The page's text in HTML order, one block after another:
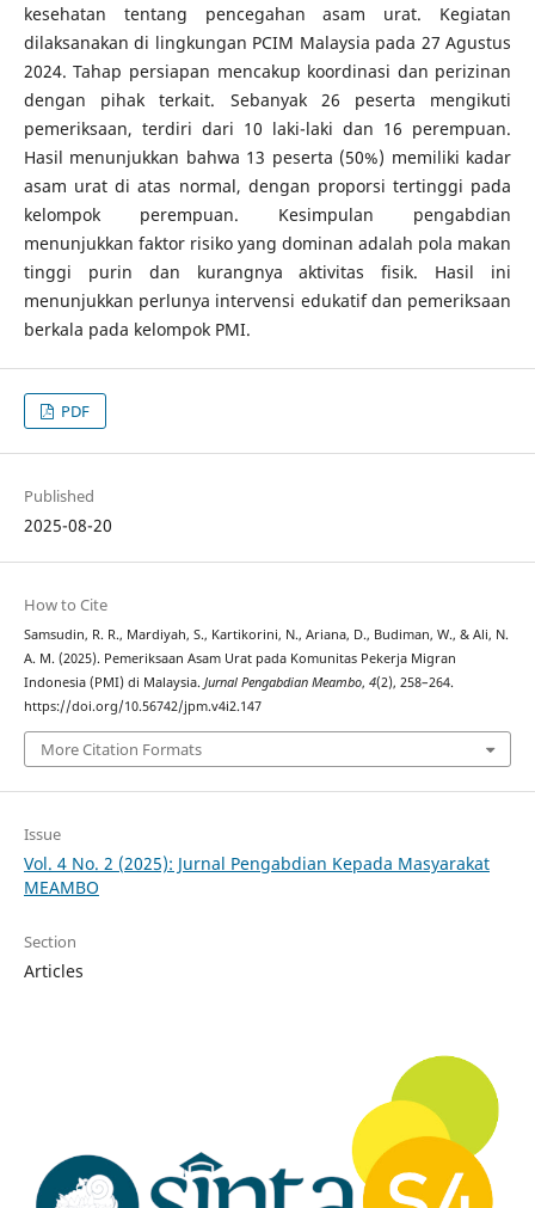
kesehatan tentang pencegahan asam urat. Kegiatan
dilaksanakan di lingkungan PCIM Malaysia pada 27 Agustus
2024. Tahap persiapan mencakup koordinasi dan perizinan
dengan pihak terkait. Sebanyak 26 peserta mengikuti
pemeriksaan, terdiri dari 10 laki-laki dan 16 perempuan.
Hasil menunjukkan bahwa 13 peserta (50%) memiliki kadar
asam urat di atas normal, dengan proporsi tertinggi pada
kelompok perempuan. Kesimpulan pengabdian
menunjukkan faktor risiko yang dominan adalah pola makan
tinggi purin dan kurangnya aktivitas fisik. Hasil ini
menunjukkan perlunya intervensi edukatif dan pemeriksaan
berkala pada kelompok PMI.
PDF
Published
2025-08-20
How to Cite
Samsudin, R. R., Mardiyah, S., Kartikorini, N., Ariana, D., Budiman, W., & Ali, N.
A. M. (2025). Pemeriksaan Asam Urat pada Komunitas Pekerja Migran
Indonesia (PMI) di Malaysia. Jurnal Pengabdian Meambo, 4(2), 258–264.
https://doi.org/10.56742/jpm.v4i2.147
More Citation Formats
Issue
Vol. 4 No. 2 (2025): Jurnal Pengabdian Kepada Masyarakat
MEAMBO
Section
Articles